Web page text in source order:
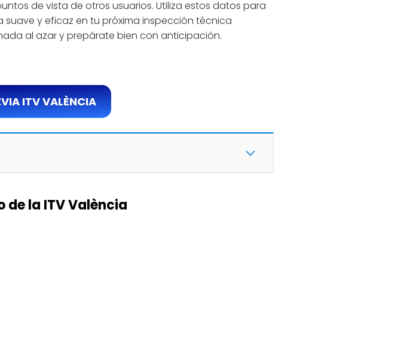
de vista de otros usuarios. Utiliza estos datos para
suave y eficaz en tu próxima inspección técnica
al azar y prepárate bien con anticipación.
ITV VALÈNCIA
de la ITV València